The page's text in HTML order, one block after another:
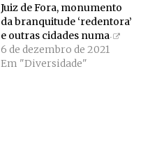
Juiz de Fora, monumento
da branquitude ‘redentora’
e outras cidades numa
6 de dezembro de 2021
Em "Diversidade"